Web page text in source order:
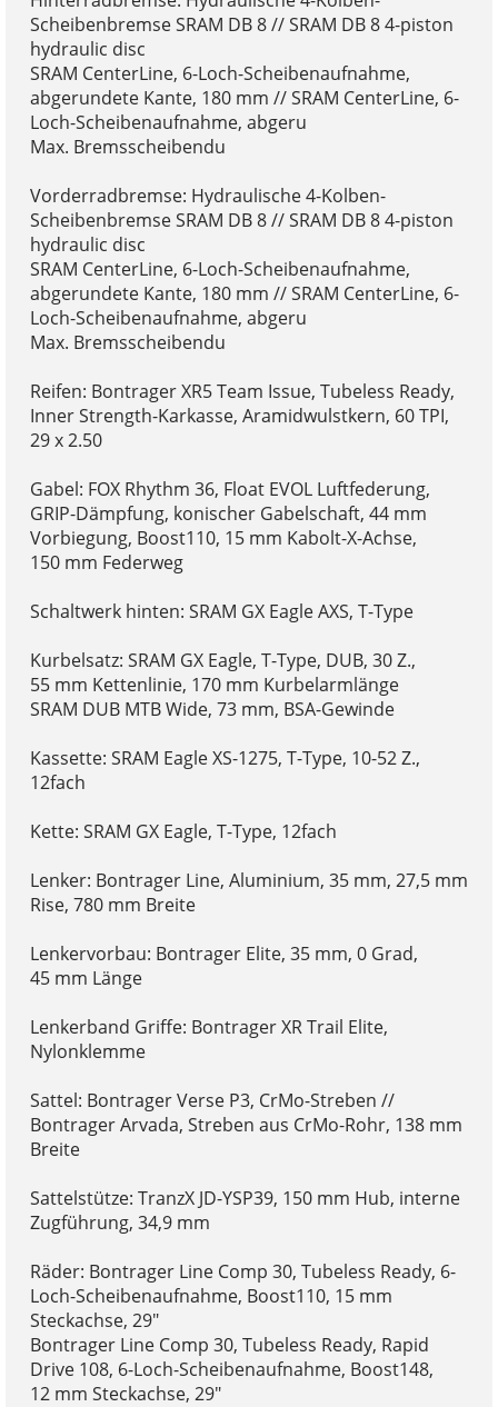
Scheibenbremse SRAM DB 8 // SRAM DB 8 4-piston
hydraulic disc
SRAM CenterLine, 6-Loch-Scheibenaufnahme,
abgerundete Kante, 180 mm // SRAM CenterLine, 6-
Loch-Scheibenaufnahme, abgeru
Max. Bremsscheibendu
Vorderradbremse: Hydraulische 4-Kolben-
Scheibenbremse SRAM DB 8 // SRAM DB 8 4-piston
hydraulic disc
SRAM CenterLine, 6-Loch-Scheibenaufnahme,
abgerundete Kante, 180 mm // SRAM CenterLine, 6-
Loch-Scheibenaufnahme, abgeru
Max. Bremsscheibendu
Reifen: Bontrager XR5 Team Issue, Tubeless Ready,
Inner Strength-Karkasse, Aramidwulstkern, 60 TPI,
29 x 2.50
Gabel: FOX Rhythm 36, Float EVOL Luftfederung,
GRIP-Dämpfung, konischer Gabelschaft, 44 mm
Vorbiegung, Boost110, 15 mm Kabolt-X-Achse,
150 mm Federweg
Schaltwerk hinten: SRAM GX Eagle AXS, T-Type
Kurbelsatz: SRAM GX Eagle, T-Type, DUB, 30 Z.,
55 mm Kettenlinie, 170 mm Kurbelarmlänge
SRAM DUB MTB Wide, 73 mm, BSA-Gewinde
Kassette: SRAM Eagle XS-1275, T-Type, 10-52 Z.,
12fach
Kette: SRAM GX Eagle, T-Type, 12fach
Lenker: Bontrager Line, Aluminium, 35 mm, 27,5 mm
Rise, 780 mm Breite
Lenkervorbau: Bontrager Elite, 35 mm, 0 Grad,
45 mm Länge
Lenkerband Griffe: Bontrager XR Trail Elite,
Nylonklemme
Sattel: Bontrager Verse P3, CrMo-Streben //
Bontrager Arvada, Streben aus CrMo-Rohr, 138 mm
Breite
Sattelstütze: TranzX JD-YSP39, 150 mm Hub, interne
Zugführung, 34,9 mm
Räder: Bontrager Line Comp 30, Tubeless Ready, 6-
Loch-Scheibenaufnahme, Boost110, 15 mm
Steckachse, 29"
Bontrager Line Comp 30, Tubeless Ready, Rapid
Drive 108, 6-Loch-Scheibenaufnahme, Boost148,
12 mm Steckachse, 29"